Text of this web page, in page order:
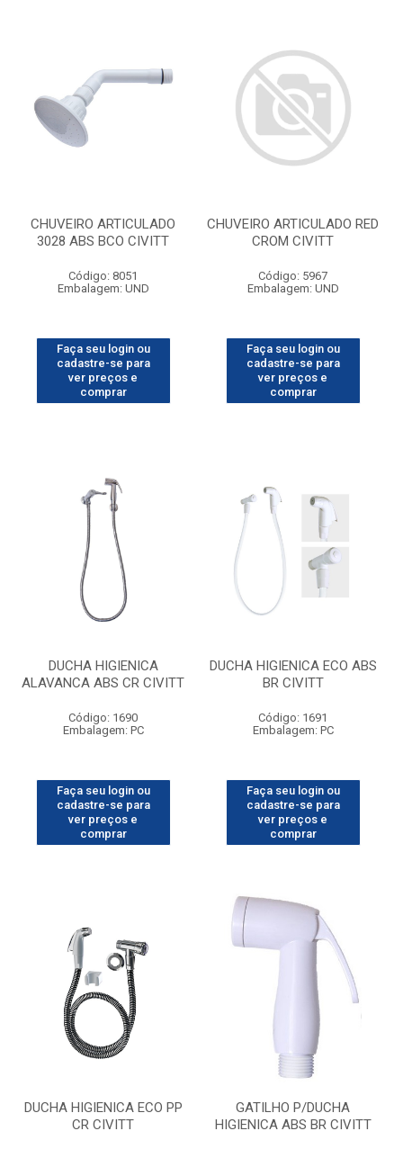
CHUVEIRO ARTICULADO
3028 ABS BCO CIVITT
Código: 8051
Embalagem: UND
Faça seu login ou
cadastre-se para
ver preços e
comprar
CHUVEIRO ARTICULADO RED
CROM CIVITT
Código: 5967
Embalagem: UND
Faça seu login ou
cadastre-se para
ver preços e
comprar
DUCHA HIGIENICA
ALAVANCA ABS CR CIVITT
Código: 1690
Embalagem: PC
Faça seu login ou
cadastre-se para
ver preços e
comprar
DUCHA HIGIENICA ECO ABS
BR CIVITT
Código: 1691
Embalagem: PC
Faça seu login ou
cadastre-se para
ver preços e
comprar
DUCHA HIGIENICA ECO PP
CR CIVITT
GATILHO P/DUCHA
HIGIENICA ABS BR CIVITT